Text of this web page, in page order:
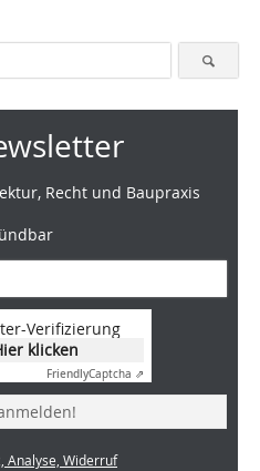
Recht und Baupraxis
Verifizierung
klicken
FriendlyCaptcha ⇗
Analyse, Widerruf